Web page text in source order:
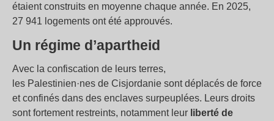
étaient construits en moyenne chaque année. En 2025,
27 941 logements ont été approuvés.
Un régime d’apartheid
Avec la confiscation de leurs terres,
les Palestinien·nes de Cisjordanie sont déplacés de force
et confinés dans des enclaves surpeuplées. Leurs droits
sont fortement restreints, notamment leur liberté de